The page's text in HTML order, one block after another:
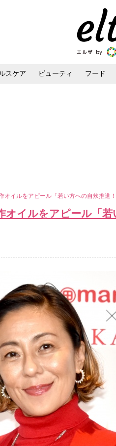
スケア ビューティ フード
オイルをアピール「若い方への自炊推進！
オイルをアピール「